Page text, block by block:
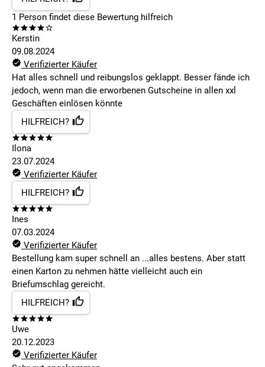
1 Person findet diese Bewertung hilfreich
Kerstin
09.08.2024
Verifizierter Käufer
Hat alles schnell und reibungslos geklappt. Besser fände ich
jedoch, wenn man die erworbenen Gutscheine in allen xxl
Geschäften einlösen könnte
HILFREICH?
Ilona
23.07.2024
Verifizierter Käufer
HILFREICH?
Ines
07.03.2024
Verifizierter Käufer
Bestellung kam super schnell an ...alles bestens. Aber statt
einen Karton zu nehmen hätte vielleicht auch ein
Briefumschlag gereicht.
HILFREICH?
Uwe
20.12.2023
Verifizierter Käufer